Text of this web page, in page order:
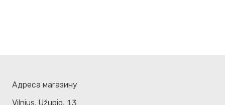
Адреса магазину
Vilnius. Užupio, 13